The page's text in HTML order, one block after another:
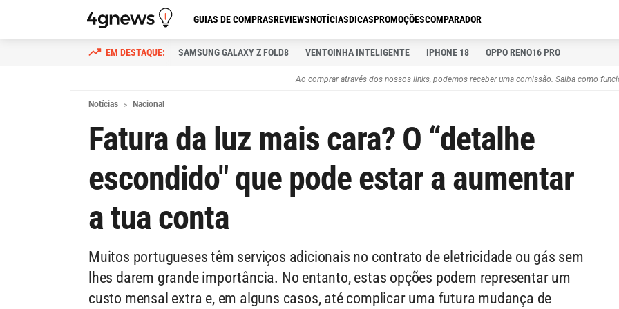
GUIAS DE COMPRASREVIEWSNOTÍCIASDICASPROMOÇÕESCOMPARADOR
SAMSUNG GALAXY Z FOLD8 VENTOINHA INTELIGENTE IPHONE 18 OPPO RENO16 PRO
Ao comprar através dos nossos links, podemos receber uma comissão. Saiba como
Notícias Nacional
Fatura da luz mais cara? O “detalhe
escondido" que pode estar a aumentar
a tua conta
Muitos portugueses têm serviços adicionais no contrato de eletricidade ou gás sem
lhes darem grande importância. No entanto, estas opções podem representar um
custo mensal extra e, em alguns casos, até complicar uma futura mudança de